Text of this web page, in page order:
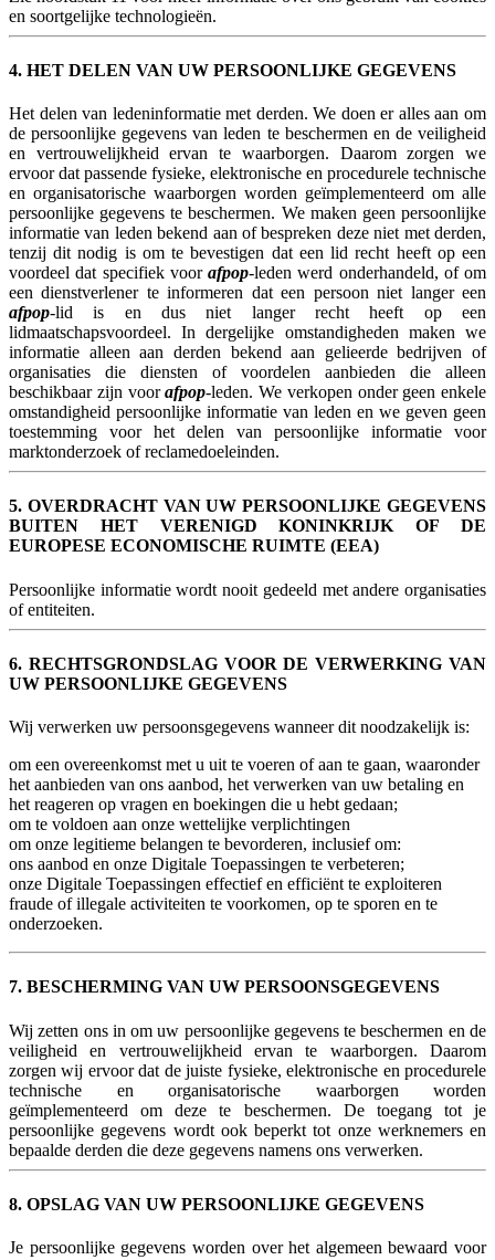
en soortgelijke technologieën.
4. HET DELEN VAN UW PERSOONLIJKE GEGEVENS
Het delen van ledeninformatie met derden. We doen er alles aan om
de persoonlijke gegevens van leden te beschermen en de veiligheid
en vertrouwelijkheid ervan te waarborgen. Daarom zorgen we
ervoor dat passende fysieke, elektronische en procedurele technische
en organisatorische waarborgen worden geïmplementeerd om alle
persoonlijke gegevens te beschermen. We maken geen persoonlijke
informatie van leden bekend aan of bespreken deze niet met derden,
tenzij dit nodig is om te bevestigen dat een lid recht heeft op een
voordeel dat specifiek voor afpop-leden werd onderhandeld, of om
een dienstverlener te informeren dat een persoon niet langer een
afpop-lid is en dus niet langer recht heeft op een
lidmaatschapsvoordeel. In dergelijke omstandigheden maken we
informatie alleen aan derden bekend aan gelieerde bedrijven of
organisaties die diensten of voordelen aanbieden die alleen
beschikbaar zijn voorafpop-leden. We verkopen onder geen enkele
omstandigheid persoonlijke informatie van leden en we geven geen
toestemming voor het delen van persoonlijke informatie voor
marktonderzoek of reclamedoeleinden.
5. OVERDRACHT VAN UW PERSOONLIJKE GEGEVENS
BUITEN HET VERENIGD KONINKRIJK OF DE
EUROPESE ECONOMISCHE RUIMTE (EEA)
Persoonlijke informatie wordt nooit gedeeld met andere organisaties
of entiteiten.
6. RECHTSGRONDSLAG VOOR DE VERWERKING VAN
UW PERSOONLIJKE GEGEVENS
Wij verwerken uw persoonsgegevens wanneer dit noodzakelijk is:
om een overeenkomst met u uit te voeren of aan te gaan, waaronder
het aanbieden van ons aanbod, het verwerken van uw betaling en
het reageren op vragen en boekingen die u hebt gedaan;
om te voldoen aan onze wettelijke verplichtingen
om onze legitieme belangen te bevorderen, inclusief om:
ons aanbod en onze Digitale Toepassingen te verbeteren;
onze Digitale Toepassingen effectief en efficiënt te exploiteren
fraude of illegale activiteiten te voorkomen, op te sporen en te
onderzoeken.
7. BESCHERMING VAN UW PERSOONSGEGEVENS
Wij zetten ons in om uw persoonlijke gegevens te beschermen en de
veiligheid en vertrouwelijkheid ervan te waarborgen. Daarom
zorgen wij ervoor dat de juiste fysieke, elektronische en procedurele
technische en organisatorische waarborgen worden
geïmplementeerd om deze te beschermen. De toegang tot je
persoonlijke gegevens wordt ook beperkt tot onze werknemers en
bepaalde derden die deze gegevens namens ons verwerken.
8. OPSLAG VAN UW PERSOONLIJKE GEGEVENS
Je persoonlijke gegevens worden over het algemeen bewaard voor